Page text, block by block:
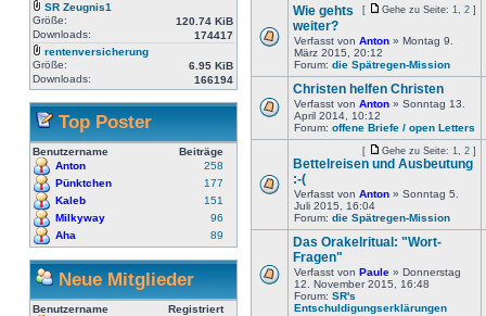
SR Zeugnis1
Größe:
120.74 KiB
Downloads:
174417
rentenversicherung
Größe:
6.95 KiB
Downloads:
166194
Top Poster
Benutzername
Beiträge
Anton
258
Pünktchen
177
Kaleb
151
Milkyway
96
Aha
89
Neue Mitglieder
Benutzername
Registriert
[ Gehe zu Seite: 1, 2 ]
Wie gehts
weiter?
Verfasst von Anton » Montag 9.
März 2015, 20:12
Forum: die Spätregen-Mission
Christen helfen Christen
Verfasst von Anton » Sonntag 13.
April 2014, 10:12
Forum: offene Briefe / open Letters
[ Gehe zu Seite: 1, 2 ]
Bettelreisen und Ausbeutung
:-(
Verfasst von Anton » Sonntag 5.
Juli 2015, 16:04
Forum: die Spätregen-Mission
Das Orakelritual: "Wort-
Fragen"
Verfasst von Paule » Donnerstag
12. November 2015, 16:48
Forum: SR's
Entschuldigungserklärungen